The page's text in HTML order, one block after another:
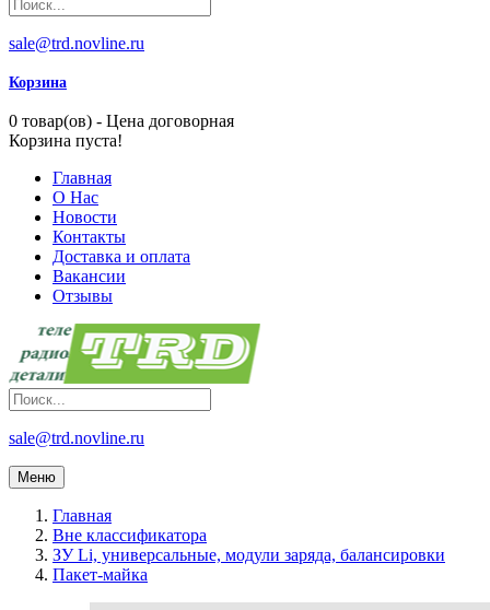
sale@trd.novline.ru
Корзина
0 товар(ов) - Цена договорная
Корзина пуста!
Главная
О Нас
Новости
Контакты
Доставка и оплата
Вакансии
Отзывы
sale@trd.novline.ru
Меню
Главная
Вне классификатора
ЗУ Li, универсальные, модули заряда, балансировки
Пакет-майка